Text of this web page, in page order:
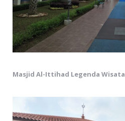
Masjid Al-Ittihad Legenda Wisata